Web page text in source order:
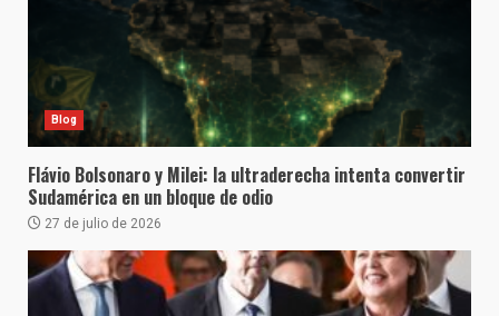
Blog
Flávio Bolsonaro y Milei: la ultraderecha intenta convertir
Sudamérica en un bloque de odio
27 de julio de 2026